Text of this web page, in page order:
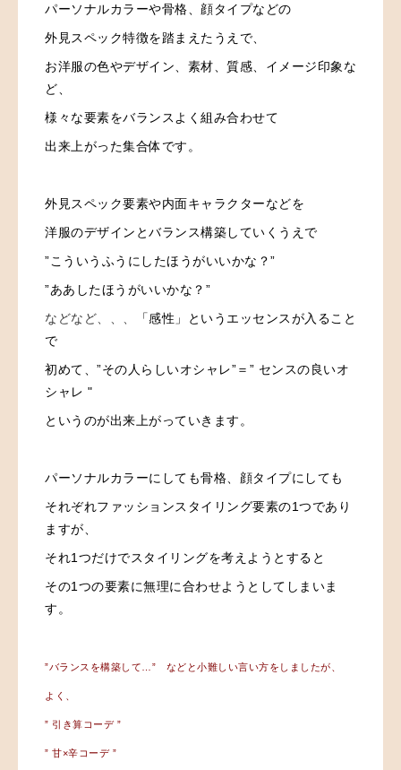
パーソナルカラーや骨格、顔タイプなどの
外見スペック特徴を踏まえたうえで、
お洋服の色やデザイン、素材、質感、イメージ印象な
ど、
様々な要素をバランスよく組み合わせて
出来上がった集合体です。
外見スペック要素や内面キャラクターなどを
洋服のデザインとバランス構築していくうえで
”こういうふうにしたほうがいいかな？”
”ああしたほうがいいかな？”
などなど、、、
「感性」というエッセンスが入ること
で
初めて、”その人らしいオシャレ”＝” センスの良いオ
シャレ "
というのが出来上がっていきます。
パーソナルカラーにしても骨格、顔タイプにしても
それぞれファッションスタイリング要素の1つであり
ますが、
それ1つだけでスタイリングを考えようとすると
その1つの要素に無理に合わせようとしてしまいま
す。
”バランスを構築して…” などと小難しい言い方をしましたが、
よく、
” 引き算コーデ ”
” 甘×辛コーデ ”